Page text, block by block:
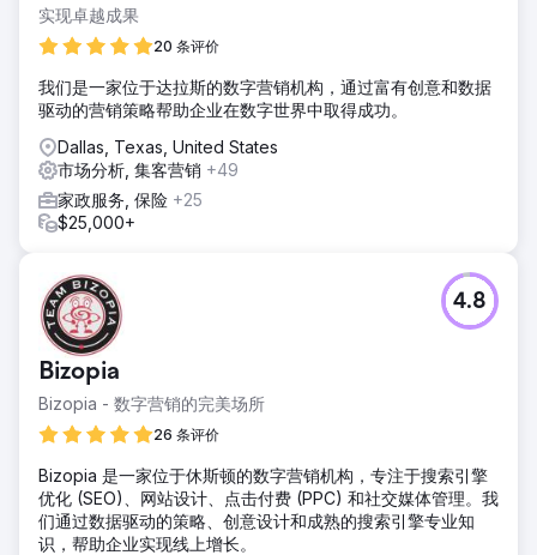
实现卓越成果
20 条评价
我们是一家位于达拉斯的数字营销机构，通过富有创意和数据
驱动的营销策略帮助企业在数字世界中取得成功。
Dallas, Texas, United States
市场分析, 集客营销 +49
家政服务, 保险 +25
$25,000+
Bizopia
Bizopia - 数字营销的完美场所
26 条评价
4.8
Bizopia 是一家位于休斯顿的数字营销机构，专注于搜索引擎
优化 (SEO)、网站设计、点击付费 (PPC) 和社交媒体管理。我
们通过数据驱动的策略、创意设计和成熟的搜索引擎专业知
识，帮助企业实现线上增长。